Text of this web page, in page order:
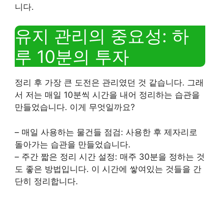
니다.
유지 관리의 중요성: 하
루 10분의 투자
정리 후 가장 큰 도전은 관리였던 것 같습니다. 그래
서 저는 매일 10분씩 시간을 내어 정리하는 습관을
만들었습니다. 이게 무엇일까요?
– 매일 사용하는 물건들 점검: 사용한 후 제자리로
돌아가는 습관을 만들었습니다.
– 주간 짧은 정리 시간 설정: 매주 30분을 정하는 것
도 좋은 방법입니다. 이 시간에 쌓여있는 것들을 간
단히 정리합니다.